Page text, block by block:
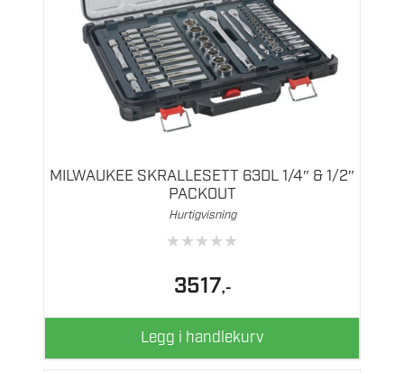
MILWAUKEE SKRALLESETT 63DL 1/4″ & 1/2″
PACKOUT
Hurtigvisning
★★★★★
3517,-
Legg i handlekurv